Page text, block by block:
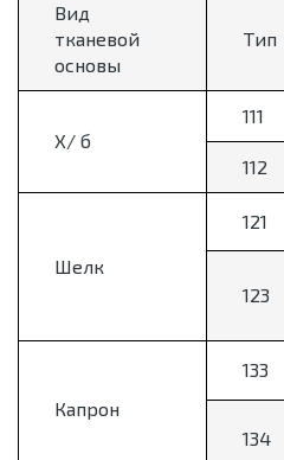
Вид
тканевой
основы
Тип
Х/ б
111
112
Шелк
121
123
Капрон
133
134